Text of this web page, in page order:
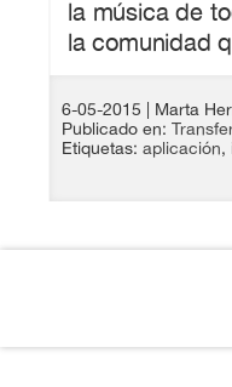
la música de
la comunidad
6-05-2015
| Marta
Publicado en:
Etiquetas: aplicación,